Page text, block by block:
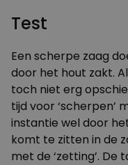
Test
Een scherpe zaag
door het hout zakt.
toch niet erg
tijd voor ‘scherpen’
instantie wel door
komt te zitten in de
met de ‘zetting’.